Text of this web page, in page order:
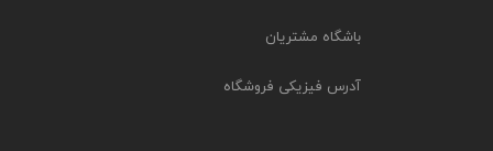
باشگاه مشتریان
آدرس فیزیکی فروشگاه